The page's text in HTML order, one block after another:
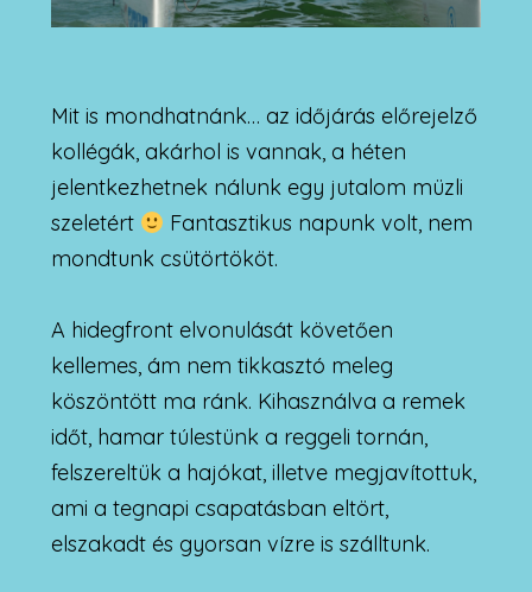
Mit is mondhatnánk… az időjárás előrejelző
kollégák, akárhol is vannak, a héten
jelentkezhetnek nálunk egy jutalom müzli
szeletért
Fantasztikus napunk volt, nem
mondtunk csütörtököt.
A hidegfront elvonulását követően
kellemes, ám nem tikkasztó meleg
köszöntött ma ránk. Kihasználva a remek
időt, hamar túlestünk a reggeli tornán,
felszereltük a hajókat, illetve megjavítottuk,
ami a tegnapi csapatásban eltört,
elszakadt és gyorsan vízre is szálltunk.